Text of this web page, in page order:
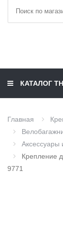
КАТАЛОГ
Главная
Аксессуары
Крепление
9771